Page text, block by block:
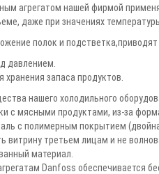
агрегатом нашей фирмой
даже при значениях
полок и
давлением.
запаса продуктов.
нашего холодильного
с мясными продуктами, из-за
с полимерным покрытием
третьем лицам и не
материал.
Danfoss обеспечивается